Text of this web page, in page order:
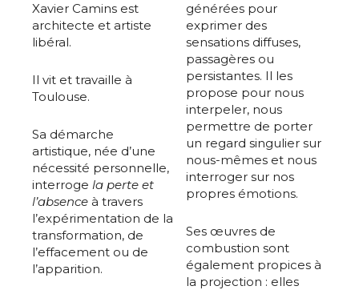
Xavier Camins est
architecte et artiste
libéral.
Il vit et travaille à
Toulouse.
Sa démarche
artistique, née d’une
nécessité personnelle,
interroge la perte et
l’absence à travers
l’expérimentation de la
transformation, de
l’effacement ou de
l’apparition.
générées pour
exprimer des
sensations diffuses,
passagères ou
persistantes. Il les
propose pour nous
interpeler, nous
permettre de porter
un regard singulier sur
nous-mêmes et nous
interroger sur nos
propres émotions.
Ses œuvres de
combustion sont
également propices à
la projection : elles